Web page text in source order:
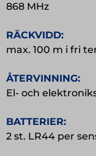
868 MHz
RÄCKVIDD:
max. 100 m i fri
ÅTERVINNING:
El- och
BATTERIER:
2 st. LR44 per